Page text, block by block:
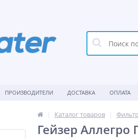
ПРОИЗВОДИТЕЛИ ДОСТАВКА ОПЛАТА
Каталог товаров
Гейзер Аллегро